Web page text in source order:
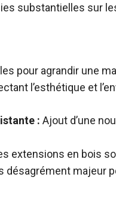
substantielles sur
pour agrandir une
l’esthétique et
: Ajout d’une
extensions en bois
désagrément majeur